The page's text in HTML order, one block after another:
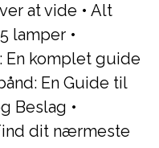
at vide • Alt
lamper •
komplet guide
En Guide til
Beslag •
dit nærmeste